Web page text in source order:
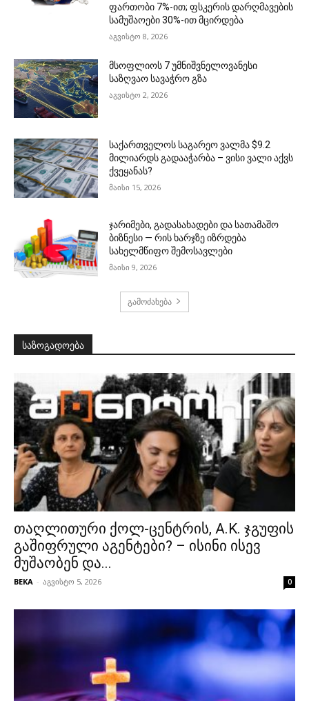
ფართობი 7%-ით; ფსკერის დარღმავების
სამუშაოები 30%-ით მცირდება
აგვისტო 8, 2026
მსოფლიოს 7 უმნიშვნელოვანესი
საზღვაო სავაჭრო გზა
აგვისტო 2, 2026
საქართველოს საგარეო ვალმა $9.2
მილიარდს გადააჭარბა – ვისი ვალი აქვს
ქვეყანას?
მაისი 15, 2026
ჯარიმები, გადასახადები და სათამაშო
ბიზნესი — რის ხარჯზე იზრდება
სახელმწიფო შემოსავლები
მაისი 9, 2026
გამოძახება
საზოგადოება
თაღლითური ქოლ-ცენტრის, A.K. ჯგუფის
გაშიფრული აგენტები? – ისინი ისევ
მუშაობენ და...
BEKA - აგვისტო 5, 2026 0